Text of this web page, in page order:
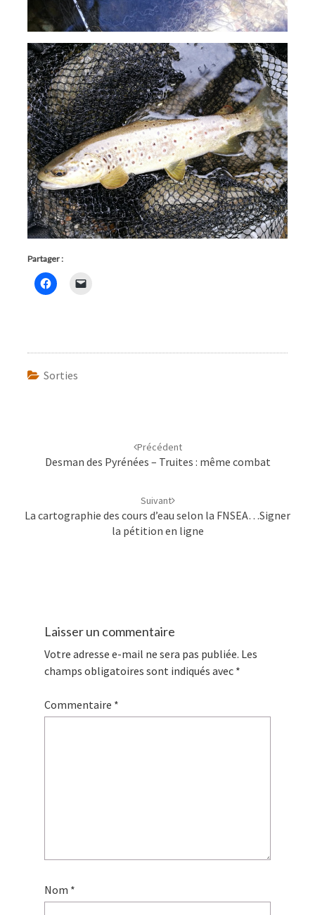
Partager :
Sorties
Précédent
Desman des Pyrénées – Truites : même combat
Suivant
La cartographie des cours d’eau selon la FNSEA…Signer
la pétition en ligne
Laisser un commentaire
Votre adresse e-mail ne sera pas publiée. Les
champs obligatoires sont indiqués avec *
Commentaire *
Nom *